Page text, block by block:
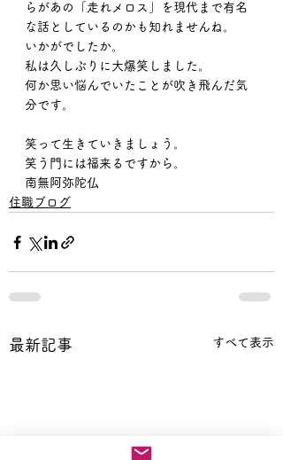
らがあの「走れメロス」を現代まで有名
な話としているのかも知れませんね。
いかがでしたか。
私は久しぶりに大爆笑しました。
何か思い悩んでいたことが吹き飛んだ気
分です。
笑って生きていきましょう。
笑う門には福来るですから。
南無阿弥陀仏
住職ブログ
最新記事 すべて表示